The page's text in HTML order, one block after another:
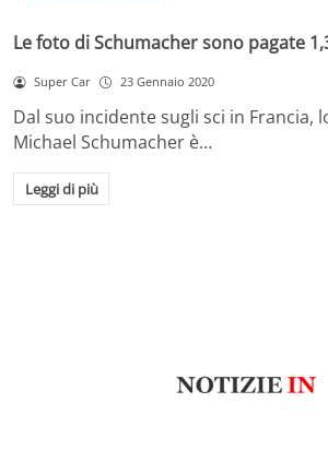
Le foto di Schumacher sono pagate
Super Car 23 Gennaio 2020
Dal suo incidente sugli sci in Francia,
Michael Schumacher è…
Leggi di più